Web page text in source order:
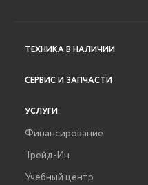
ТЕХНИКА В НАЛИЧИИ
СЕРВИС И ЗАПЧАСТИ
УСЛУГИ
Финансирование
Трейд-Ин
Учебный центр